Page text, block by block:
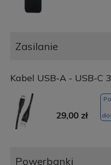
Zasilanie
Kabel USB-A - USB-C
29,00 zł
Powerbanki